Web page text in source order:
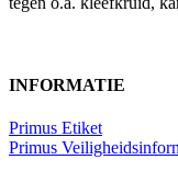
INFORMATIE
Primus Etiket
Primus